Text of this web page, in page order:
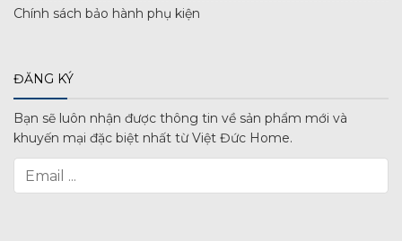
Chính sách bảo hành phụ kiện
ĐĂNG KÝ
Bạn sẽ luôn nhận được thông tin về sản phẩm mới và
khuyến mại đặc biệt nhất từ Việt Đức Home.